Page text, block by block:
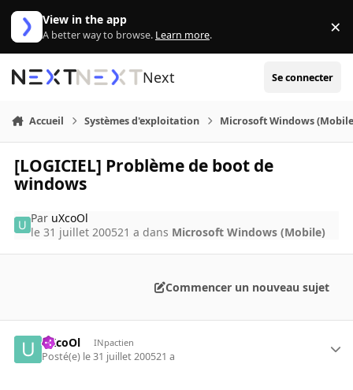
Aller au contenu
View in the app
A better way to browse. Learn more. ×
Next Se connecter
Accueil Systèmes d'exploitation Microsoft Windows
[LOGICIEL] Problème de boot de
windows
Par uXcoOl
le 31 juillet 200521 a dans Microsoft Windows (Mobile)
Commencer un nouveau sujet
uXcoOl INpactien
Posté(e) le 31 juillet 200521 a